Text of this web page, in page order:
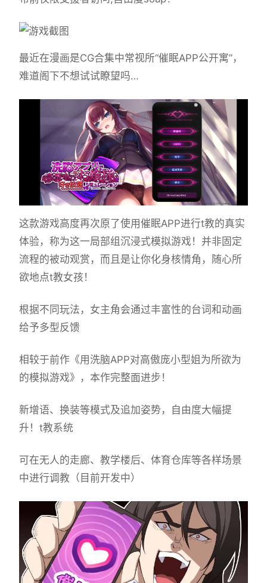
最近在漫画是CG合集中常视所“催眠APP公开寓”，
难道阁下不想试试瞭望吗…
这款游戏高度再次原了使用催眠APP进行t教的真实
体验，称为这一局部组沉浸式模拟游戏！并非固定
流程的被动观赏，而且是让你化身核情角，随心所
欲地点t教女孩！
根据不同玩法，女主角会通过丰富性的台词和动画
给予多型反馈
相较于前作《用洗脑APP对高傲庞小型姐为所欲为
的模拟游戏》，本作完整面进步！
新增语、换装等模式及追加姿势，自由度大幅提
升！t教系统
可在无人的走廊、教学楼后、体育仓库等各样场景
中进行调教（目前开发中）